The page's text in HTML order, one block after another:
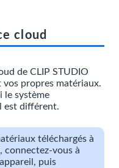
cloud
de CLIP STUDIO
propres matériaux.
le système
est différent.
téléchargés à
connectez-vous à
puis